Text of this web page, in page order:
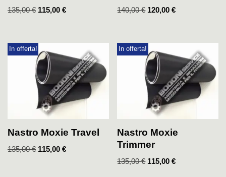
135,00€ 115,00 € 140,00€ 120,00€
In offerta!
Nastro Moxie Travel
135,00€ 115,00 €
In offerta!
Nastro Moxie
Trimmer
135,00€ 115,00€